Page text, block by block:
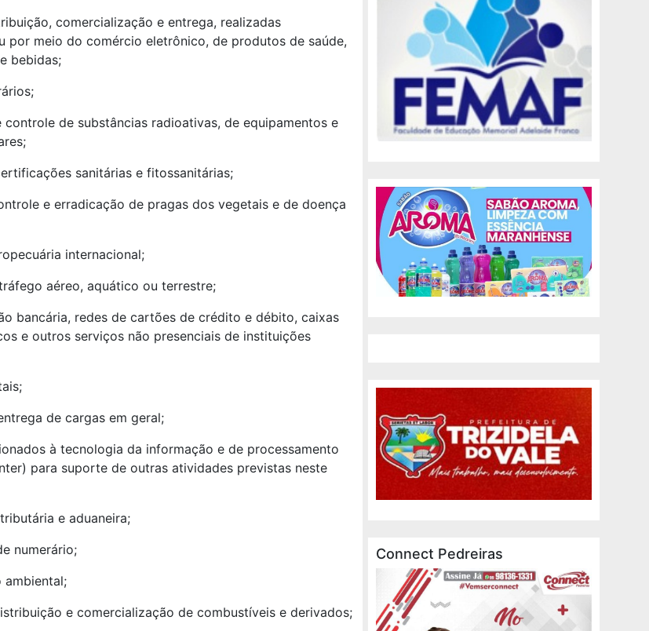
comercialização e entrega, realizadas
por meio do comércio eletrônico, de produtos de saúde,
bebidas;
controle de substâncias radioativas, de equipamentos e
sanitárias e fitossanitárias;
e erradicação de pragas dos vegetais e de doença
internacional;
aéreo, aquático ou terrestre;
bancária, redes de cartões de crédito e débito, caixas
e outros serviços não presenciais de instituições
de cargas em geral;
à tecnologia da informação e de processamento
para suporte de outras atividades previstas neste
e aduaneira;
numerário;
ambiental;
e comercialização de combustíveis e derivados;
Connect Pedreiras